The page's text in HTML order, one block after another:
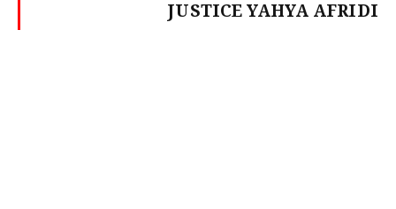
JUSTICE YAHYA AFRIDI